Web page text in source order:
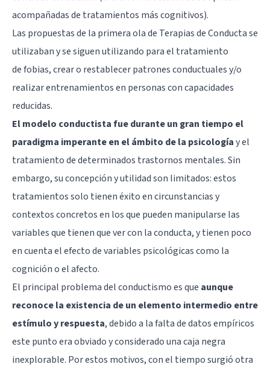
acompañadas de tratamientos más cognitivos).
Las propuestas de la primera ola de Terapias de Conducta se
utilizaban y se siguen utilizando para el tratamiento
defobias, crear o restablecer patrones conductuales y/o
realizar entrenamientos en personas con capacidades
reducidas.
El modelo conductista fue durante un gran tiempo el
paradigma imperante en el ámbito de la psicologíay el
tratamiento de determinados trastornos mentales. Sin
embargo, su concepción y utilidad son limitados: estos
tratamientos solo tienen éxito en circunstancias y
contextos concretos en los que pueden manipularse las
variables que tienen que ver con la conducta, y tienen poco
en cuenta el efecto de variables psicológicas como la
cognición o el afecto.
El principal problema del conductismo es que aunque
reconoce la existencia de un elemento intermedio entre
estímulo y respuesta, debido a la falta de datos empíricos
este punto era obviado y considerado una caja negra
inexplorable. Por estos motivos, con el tiempo surgió otra